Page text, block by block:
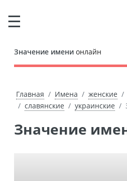
Значение имени онлайн
Главная Имена женские
славянские
украинские
Значение